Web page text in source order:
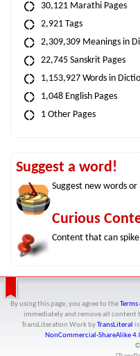
30,121 Marathi Pages
2,921 Tags
2,309,309 Meanings in
22,745 Sanskrit Pages
1,153,927 Words in
1,048 English Pages
1 Other Pages
Suggest a word!
Suggest new words
Curious
Content that can
By using this page, you agree to the
immediately and remove all
TransLiteration Workby TransLiteral
NonCommercial-ShareAlike
©